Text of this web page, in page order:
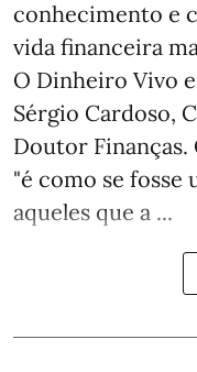
conhecimento e
vida financeira
O Dinheiro Vivo
Sérgio Cardoso,
Doutor Finanças.
"é como se fosse
aqueles que a ...